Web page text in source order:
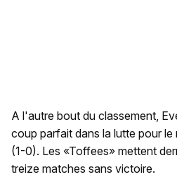
A l'autre bout du classement,
coup parfait dans la lutte pour
(1-0). Les «Toffees» mettent
treize matches sans victoire.